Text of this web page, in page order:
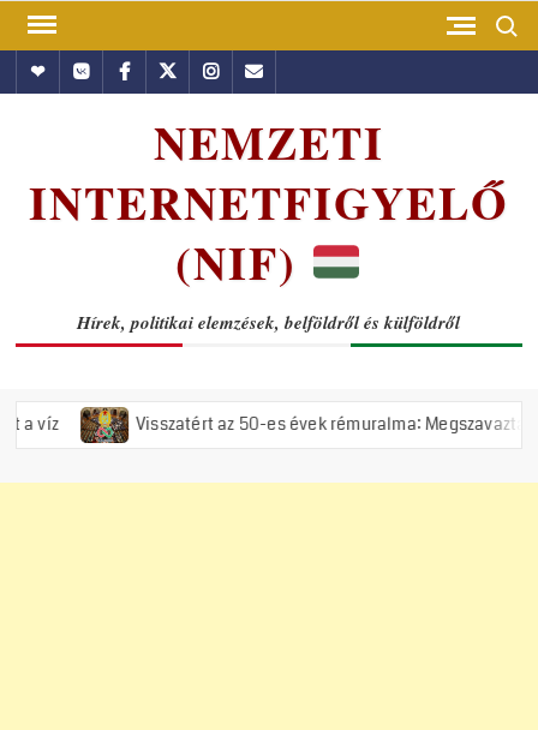
Skip
contentHundubVkontakte
Facebook
TwitterInstagram
Email
NEMZETI
INTERNETFIGYELŐ
(NIF)
Hírek, politikai elemzések, belföldről és külföldről
Visszatért az 50-es évek rémuralma: Megszavazta az